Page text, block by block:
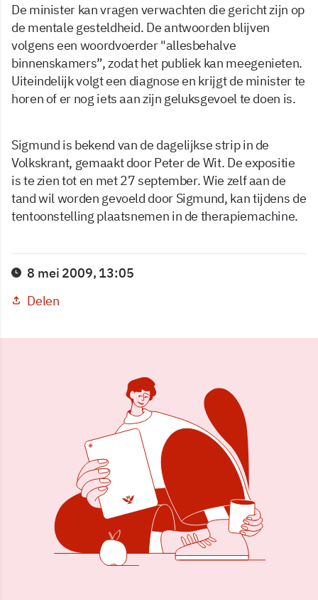
De minister kan vragen verwachten die gericht zijn op
de mentale gesteldheid. De antwoorden blijven
volgens een woordvoerder "allesbehalve
binnenskamers”, zodat het publiek kan meegenieten.
Uiteindelijk volgt een diagnose en krijgt de minister te
horen of er nog iets aan zijn geluksgevoel te doen is.
Sigmund is bekend van de dagelijkse strip in de
Volkskrant, gemaakt door Peter de Wit. De expositie
is te zien tot en met 27 september. Wie zelf aan de
tand wil worden gevoeld door Sigmund, kan tijdens de
tentoonstelling plaatsnemen in de therapiemachine.
8 mei 2009, 13:05
Delen